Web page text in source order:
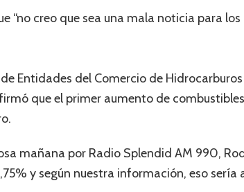
“no creo que sea una mala noticia para
Entidades del Comercio de
que el primer aumento de
mañana por Radio Splendid AM 990,
y según nuestra información, eso